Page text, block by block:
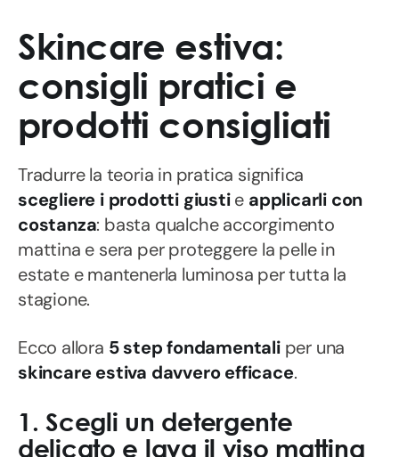
Skincare estiva:
consigli pratici e
prodotti consigliati
Tradurre la teoria in pratica significa
scegliere i prodotti giustie applicarli con
costanza: basta qualche accorgimento
mattina e sera per proteggere la pelle in
estate e mantenerla luminosa per tutta la
stagione.
Ecco allora 5 step fondamentaliper una
skincare estiva davvero efficace.
1. Scegli un detergente
delicato e lava il viso mattina